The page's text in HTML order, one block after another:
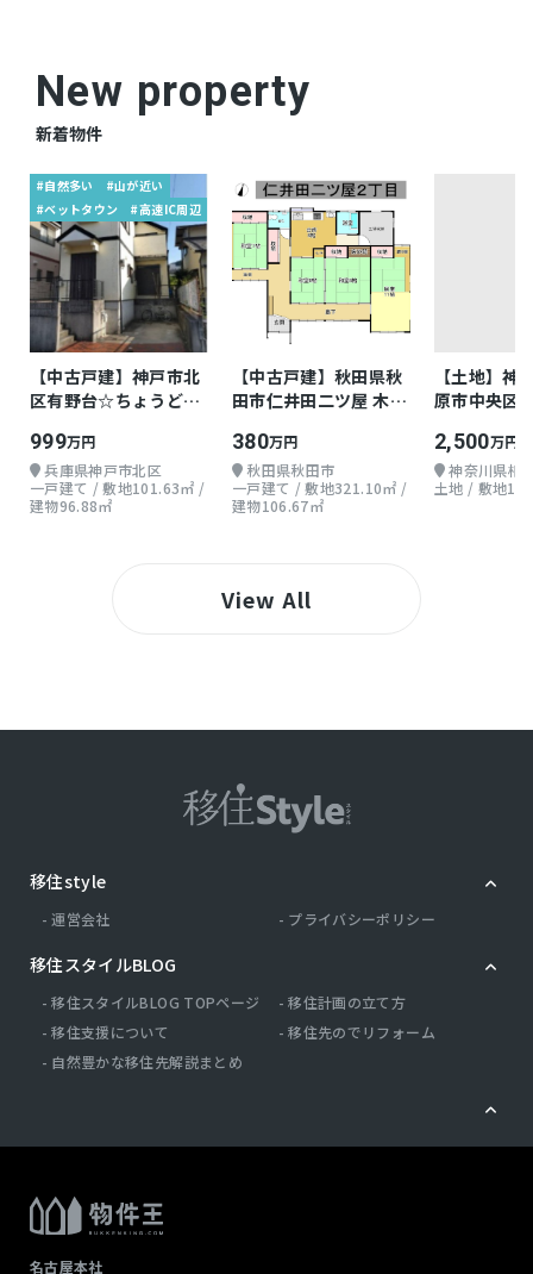
宅用玄関／2階：LDK30.5、洋7.5+収納、洋8、
●都市計画法第34条第1号該当の店舗を営む方
への売買に限ります。小売業、飲食店、理容・
美容店舗、動物病院など、計画書の提出を要し
ます。店舗割合は50％超にする必要がありま
す。（基本的に住宅ローン対象外）
●市街化調整区域・都市計画法第34条第1号に
より農地転用・建築許可
取引態様
New property
新着物件
#自然多い
#山が近い
#ベットタウン
#高速IC周辺
【中古戸建】神戸市北
区有野台☆ちょうどよ
999万円
兵庫県神戸市北区
一戸建て / 敷地101.63㎡ /
建物96.88㎡
【中古戸建】秋田県秋
田市仁井田二ツ屋 木造
380万円
秋田県秋田市
一戸建て / 敷地321.10㎡ /
建物106.67㎡
【土地】神
原市中央区
2,500万円
神奈川県相
土地 / 敷地
View All
移住style
運営会社 プライバシーポリシー
移住スタイルBLOG
移住スタイルBLOG TOPページ
移住計画の立て方
移住支援について
移住先のでリフォーム
自然豊かな移住先解説まとめ
名古屋本社